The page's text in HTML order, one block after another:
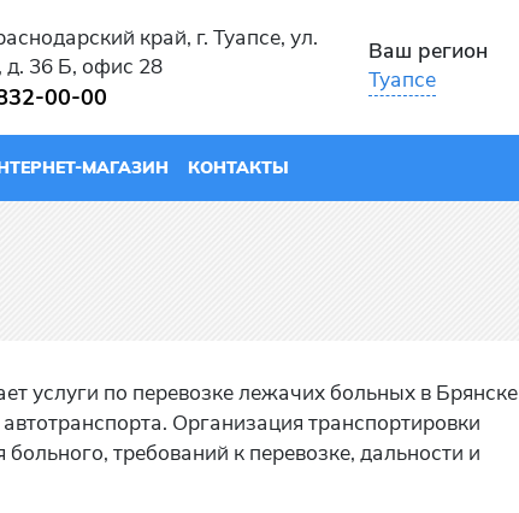
край, г. Туапсе, ул.
д. 36 Б, офис 28
00-00
Ваш регион
Туапсе
МАГАЗИН КОНТАКТЫ
услуги по перевозке лежачих больных в Брянске
Организация транспортировки
больного, требований к перевозке, дальности и